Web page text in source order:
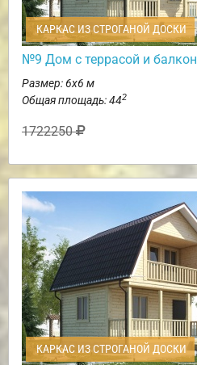
КАРКАС ИЗ СТРОГАНОЙ ДОСКИ
№9 Дом с террасой и
Размер: 6х6 м
Общая площадь: 442
1722250
КАРКАС ИЗ СТРОГАНОЙ ДОСКИ